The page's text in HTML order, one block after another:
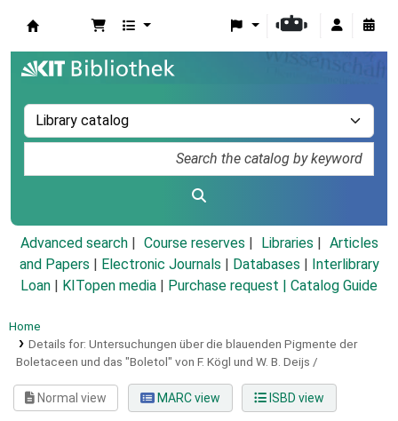
Advanced search Course reserves Libraries
Articles
and Papers
Electronic Journals Databases
Interlibrary
Loan
KITopen media Purchase request | Catalog Guide
Home
Details for: Untersuchungen über die blauenden Pigmente der
Boletaceen und das "Boletol" von F. Kögl und W. B. Deijs /
Normal view MARC view ISBD view